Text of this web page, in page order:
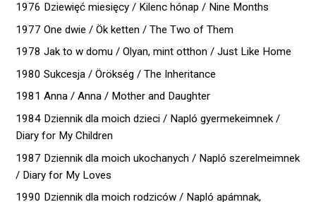
1976 Dziewięć miesięcy / Kilenc hónap / Nine Months
1977 One dwie / Ök ketten / The Two of Them
1978 Jak to w domu / Olyan, mint otthon / Just Like Home
1980 Sukcesja / Örökség / The Inheritance
1981 Anna / Anna / Mother and Daughter
1984 Dziennik dla moich dzieci / Napló gyermekeimnek /
Diary for My Children
1987 Dziennik dla moich ukochanych / Napló szerelmeimnek
/ Diary for My Loves
1990 Dziennik dla moich rodziców / Napló apámnak,